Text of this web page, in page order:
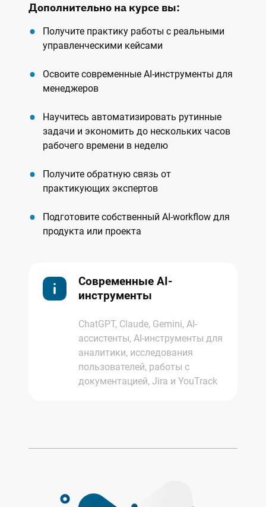
Дополнительно на курсе вы:
Получите практику работы с реальными
управленческими кейсами
Освоите современные AI-инструменты для
менеджеров
Научитесь автоматизировать рутинные
задачи и экономить до нескольких часов
рабочего времени в неделю
Получите обратную связь от
практикующих экспертов
Подготовите собственный AI-workflow для
продукта или проекта
Современные AI-
инструменты
ChatGPT, Claude, Gemini, AI-
ассистенты, AI-инструменты для
аналитики, исследования
пользователей, работы с
документацией, Jira и YouTrack